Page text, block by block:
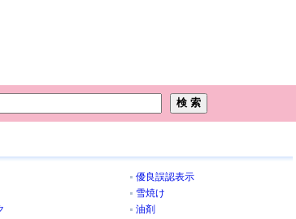
優良誤認表示
雪焼け
油剤